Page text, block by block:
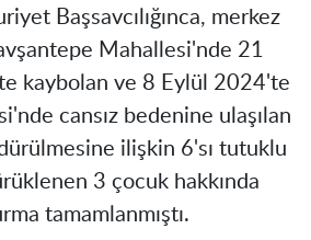
Başsavcılığınca, merkez
Mahallesi'nde 21
kaybolan ve 8 Eylül 2024'te
cansız bedenine ulaşılan
ilişkin 6'sı tutuklu
3 çocuk hakkında
tamamlanmıştı.